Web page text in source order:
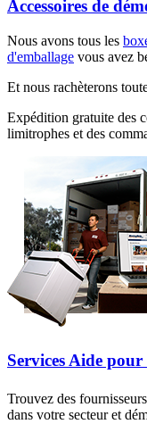
Accessoires de
Nous avons tous les
d'emballage vous avez
Et nous rachèterons
Expédition gratuite des
limitrophes et des
Services Aide pour
Trouvez des
dans votre secteur et